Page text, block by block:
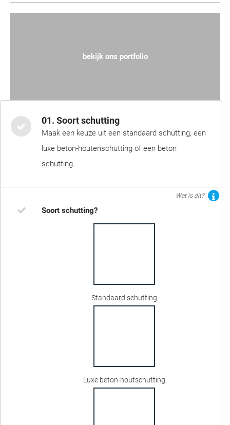
bekijk ons portfolio
01. Soort schutting
Maak een keuze uit een standaard schutting, een
luxe beton-houtenschutting of een beton
schutting.
Wat is dit?
Soort schutting?
Standaard schutting
Luxe beton-houtschutting